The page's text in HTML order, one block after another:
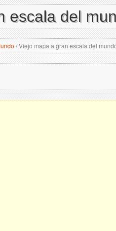
escala del
/Viejo mapa a gran escala del